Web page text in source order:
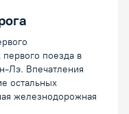
поезда в
Лэ. Впечатления
остальных
железнодорожная